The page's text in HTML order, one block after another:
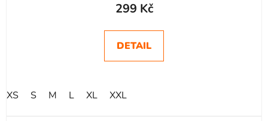
299 Kč
DETAIL
XS S M L XL XXL